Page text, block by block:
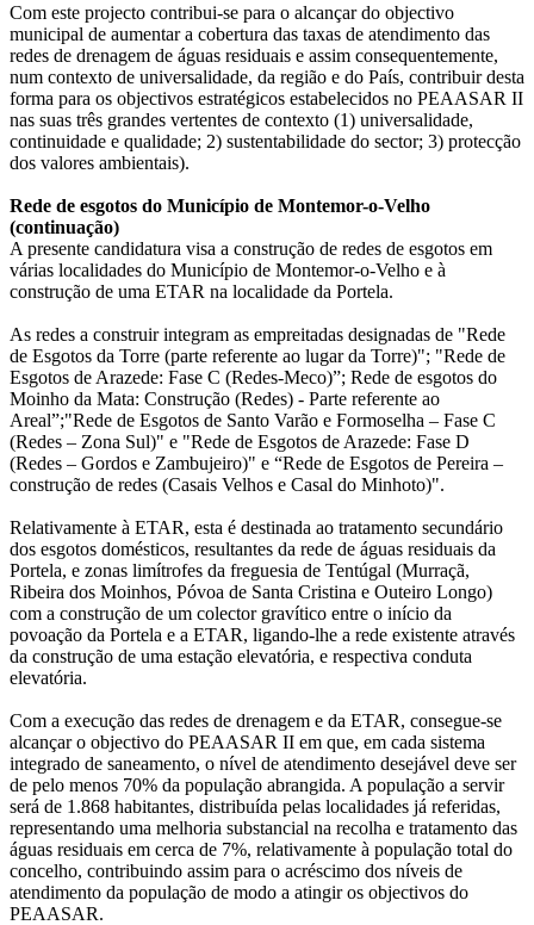
Com este projecto contribui-se para o alcançar do objectivo
municipal de aumentar a cobertura das taxas de atendimento das
redes de drenagem de águas residuais e assim consequentemente,
num contexto de universalidade, da região e do País, contribuir desta
forma para os objectivos estratégicos estabelecidos no PEAASAR II
nas suas três grandes vertentes de contexto (1) universalidade,
continuidade e qualidade; 2) sustentabilidade do sector; 3) protecção
dos valores ambientais).
Rede de esgotos do Município de Montemor-o-Velho
(continuação)
A presente candidatura visa a construção de redes de esgotos em
várias localidades do Município de Montemor-o-Velho e à
construção de uma ETAR na localidade da Portela.
As redes a construir integram as empreitadas designadas de "Rede
de Esgotos da Torre (parte referente ao lugar da Torre)"; "Rede de
Esgotos de Arazede: Fase C (Redes-Meco)”; Rede de esgotos do
Moinho da Mata: Construção (Redes) - Parte referente ao
Areal”;"Rede de Esgotos de Santo Varão e Formoselha – Fase C
(Redes – Zona Sul)" e "Rede de Esgotos de Arazede: Fase D
(Redes – Gordos e Zambujeiro)" e “Rede de Esgotos de Pereira –
construção de redes (Casais Velhos e Casal do Minhoto)".
Relativamente à ETAR, esta é destinada ao tratamento secundário
dos esgotos domésticos, resultantes da rede de águas residuais da
Portela, e zonas limítrofes da freguesia de Tentúgal (Murraçã,
Ribeira dos Moinhos, Póvoa de Santa Cristina e Outeiro Longo)
com a construção de um colector gravítico entre o início da
povoação da Portela e a ETAR, ligando-lhe a rede existente através
da construção de uma estação elevatória, e respectiva conduta
elevatória.
Com a execução das redes de drenagem e da ETAR, consegue-se
alcançar o objectivo do PEAASAR II em que, em cada sistema
integrado de saneamento, o nível de atendimento desejável deve ser
de pelo menos 70% da população abrangida. A população a servir
será de 1.868 habitantes, distribuída pelas localidades já referidas,
representando uma melhoria substancial na recolha e tratamento das
águas residuais em cerca de 7%, relativamente à população total do
concelho, contribuindo assim para o acréscimo dos níveis de
atendimento da população de modo a atingir os objectivos do
PEAASAR.